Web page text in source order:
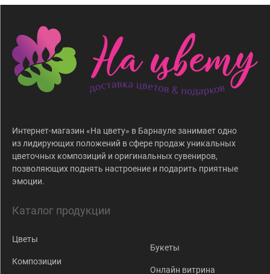
Интернет-магазин «На цвету» в Барнауле занимает одно
из лидирующих положений в сфере продаж уникальных
цветочных композиций и оригинальных сувениров,
позволяющих поднять настроение и подарить приятные
эмоции.
Каталог продукции
Цветы
Композиции
Букеты
Онлайн витрина